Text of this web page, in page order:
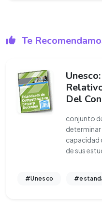
Te
Del
conjunto
determinar
capacidad
de sus
#Unesco